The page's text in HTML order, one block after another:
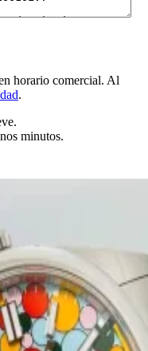
horario comercial. Al
.
minutos.